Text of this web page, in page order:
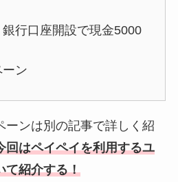
行口座開設で現金5000
ン
ーンは別の記事で詳しく紹
回はペイペイを利用するユ
て紹介する！